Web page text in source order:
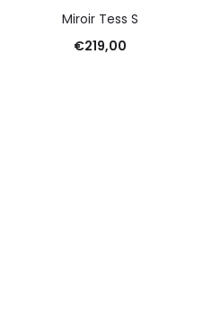
Miroir Tess S
€219,00